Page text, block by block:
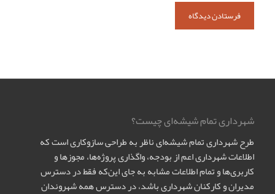
شهرداری تمام شیشه‌ای چیست؟
طرح شهرداری تمام شیشه‌ای ناظر به طراحی سازوکاری است که
اطلاعات شهرداری اعم از بودجه، واگذاری پروژه‌ها، مجوزها و
کاربری‌ها و تمام اطلاعات مشابه به جای این‌که فقط در دسترس
مدیران و کارکنان شهرداری باشد، در دسترس همه شهروندان